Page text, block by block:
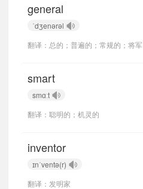
general
ˈdʒenərəl
翻译：总的；普遍的；常规的；将军
smart
smɑːt
翻译：聪明的；机灵的
inventor
ɪnˈventə(r)
翻译：发明家